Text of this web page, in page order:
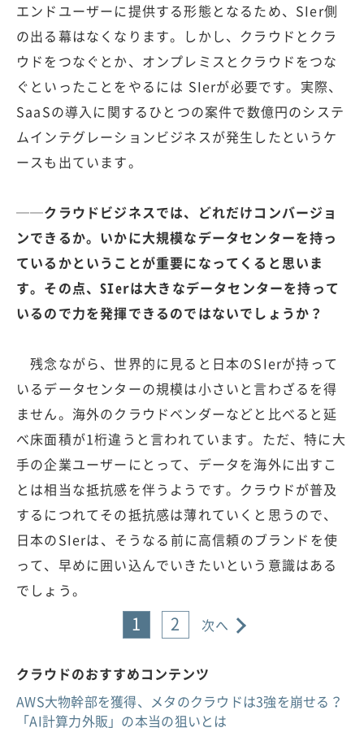
エンドユーザーに提供する形態となるため、SIer側
の出る幕はなくなります。しかし、クラウドとクラ
ウドをつなぐとか、オンプレミスとクラウドをつな
ぐといったことをやるには SIerが必要です。実際、
SaaSの導入に関するひとつの案件で数億円のシステ
ムインテグレーションビジネスが発生したというケ
ースも出ています。
──クラウドビジネスでは、どれだけコンバージョ
ンできるか。いかに大規模なデータセンターを持っ
ているかということが重要になってくると思いま
す。その点、SIerは大きなデータセンターを持って
いるので力を発揮できるのではないでしょうか？
残念ながら、世界的に見ると日本のSIerが持って
いるデータセンターの規模は小さいと言わざるを得
ません。海外のクラウドベンダーなどと比べると延
べ床面積が1桁違うと言われています。ただ、特に大
手の企業ユーザーにとって、データを海外に出すこ
とは相当な抵抗感を伴うようです。クラウドが普及
するにつれてその抵抗感は薄れていくと思うので、
日本のSIerは、そうなる前に高信頼のブランドを使
って、早めに囲い込んでいきたいという意識はある
でしょう。
1 2 次へ
クラウドのおすすめコンテンツ
AWS大物幹部を獲得、メタのクラウドは3強を崩せる？
「AI計算力外販」の本当の狙いとは